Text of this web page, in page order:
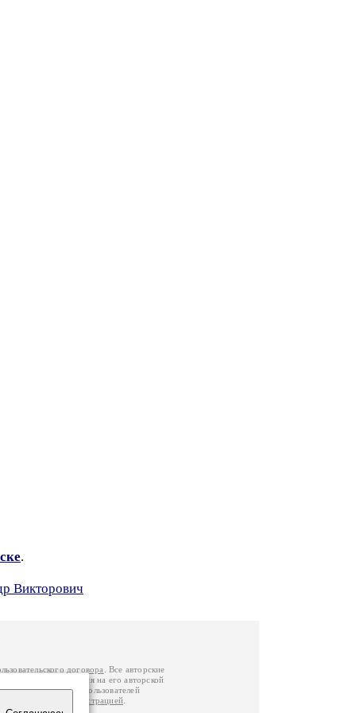
.
Викторович
договора
. Все авторские
вы можете обратиться на его авторской
Федерации. Данные пользователей
связаться с администрацией